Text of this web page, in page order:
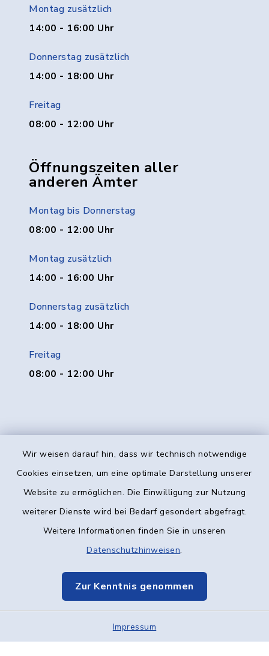
Wir weisen darauf hin, dass wir technisch notwendige
Cookies einsetzen, um eine optimale Darstellung unserer
Website zu ermöglichen. Die Einwilligung zur Nutzung
weiterer Dienste wird bei Bedarf gesondert abgefragt.
Weitere Informationen finden Sie in unseren
Datenschutzhinweisen.
Zur Kenntnis genommen
Impressum
Montag zusätzlich
14:00 - 16:00 Uhr
Donnerstag zusätzlich
14:00 - 18:00 Uhr
Freitag
08:00 - 12:00 Uhr
Öffnungszeiten aller
anderen Ämter
Montag bis Donnerstag
08:00 - 12:00 Uhr
Montag zusätzlich
14:00 - 16:00 Uhr
Donnerstag zusätzlich
14:00 - 18:00 Uhr
Freitag
08:00 - 12:00 Uhr
Kontakt
Datenschutz
Elektronische Kommunikation
Sitemap